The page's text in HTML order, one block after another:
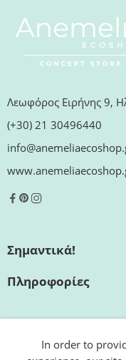
Λεωφόρος Ειρήνης 9,
(+30) 21 30496440
Σημαντικά!
Πληροφορίες
In order to